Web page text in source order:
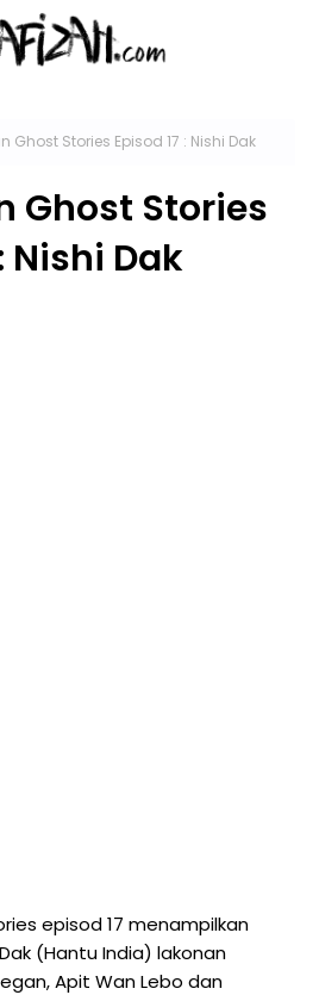
Ghost Stories Episod 17 : Nishi Dak
Ghost Stories
Nishi Dak
episod 17 menampilkan
(Hantu India) lakonan
Apit Wan Lebo dan